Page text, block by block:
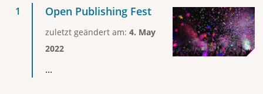
Open Publishing Fest
zuletzt geändert am: 4. May
2022
...